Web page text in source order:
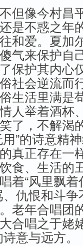
像今村昌
是不惑之年
和爱。夏加
气来保护自
保护其内心
社会逆流而
生活里满是
人举着酒杯
了，不解渴
用”的诗意精
真正存在一
食、生活的
“风里飘着
仇恨和斗
老年合唱团
合唱之于姥
意与远方。